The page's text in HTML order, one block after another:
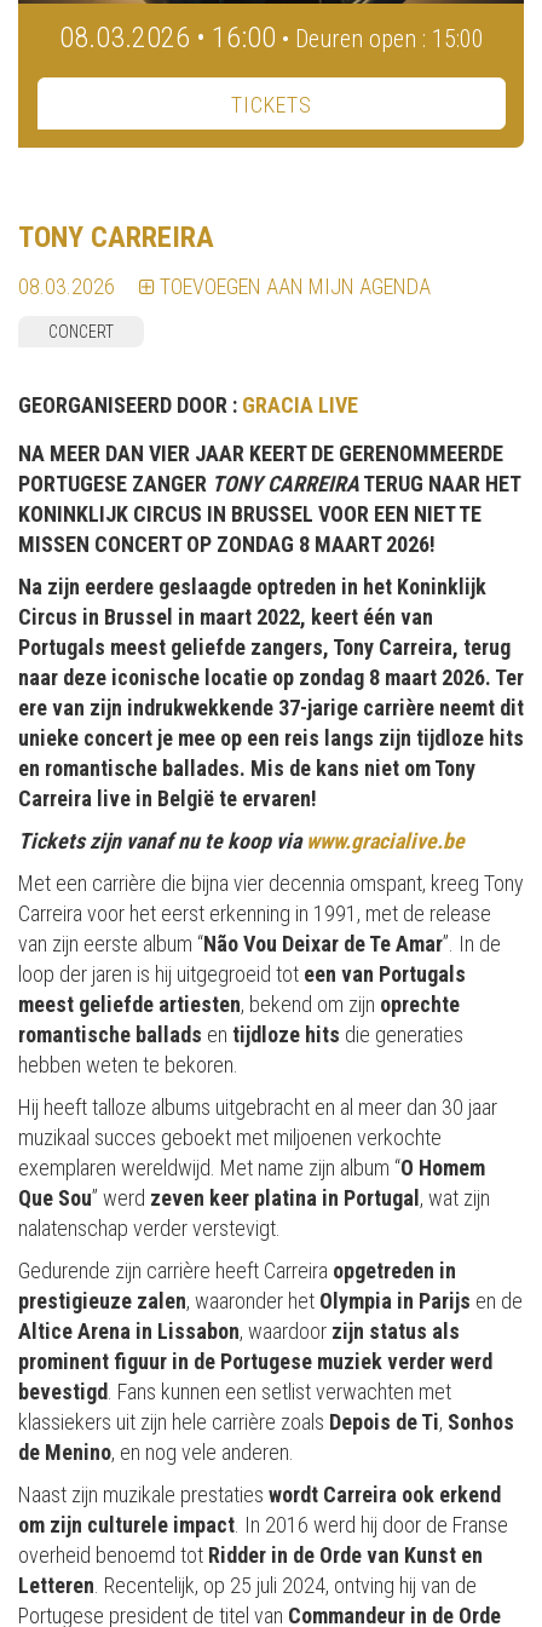
08.03.2026 • 16:00 • Deuren open : 15:00
TICKETS
TONY CARREIRA
08.03.2026 TOEVOEGEN AAN MIJN AGENDA
CONCERT
GEORGANISEERD DOOR : GRACIA LIVE
NA MEER DAN VIER JAAR KEERT DE GERENOMMEERDE
PORTUGESE ZANGER TONY CARREIRATERUG NAAR HET
KONINKLIJK CIRCUS IN BRUSSEL VOOR EEN NIET TE
MISSEN CONCERT OP ZONDAG 8 MAART 2026!
Na zijn eerdere geslaagde optreden in het Koninklijk
Circus in Brussel in maart 2022, keert één van
Portugals meest geliefde zangers, Tony Carreira, terug
naar deze iconische locatie op zondag 8 maart 2026. Ter
ere van zijn indrukwekkende 37-jarige carrière neemt dit
unieke concert je mee op een reis langs zijn tijdloze hits
en romantische ballades. Mis de kans niet om Tony
Carreira live in België te ervaren!
Tickets zijn vanaf nu te koop viawww.gracialive.be
Met een carrière die bijna vier decennia omspant, kreeg Tony
Carreira voor het eerst erkenning in 1991, met de release
van zijn eerste album “Não Vou Deixar de Te Amar”. In de
loop der jaren is hij uitgegroeid tot een van Portugals
meest geliefde artiesten, bekend om zijn oprechte
romantische ballads en tijdloze hits die generaties
hebben weten te bekoren.
Hij heeft talloze albums uitgebracht en al meer dan 30 jaar
muzikaal succes geboekt met miljoenen verkochte
exemplaren wereldwijd. Met name zijn album “O Homem
Que Sou” werd zeven keer platina in Portugal , wat zijn
nalatenschap verder verstevigt.
Gedurende zijn carrière heeft Carreira opgetreden in
prestigieuze zalen, waaronder het Olympia in Parijs en de
Altice Arena in Lissabon, waardoor zijn status als
prominent figuur in de Portugese muziek verder werd
bevestigd Fans kunnen een setlist verwachten met
klassiekers uit zijn hele carrière zoals Depois de Ti, Sonhos
de Menino, en nog vele anderen.
Naast zijn muzikale prestaties wordt Carreira ook erkend
om zijn culturele impact . In 2016 werd hij door de Franse
overheid benoemd tot Ridder in de Orde van Kunst en
Letteren . Recentelijk, op 25 juli 2024, ontving hij van de
Portugese president de titel van Commandeur in de Orde